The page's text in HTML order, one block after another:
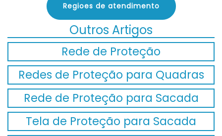
Regioes de atendimento
Outros Artigos
Rede de Proteção
Redes de Proteção para Quadras
Rede de Proteção para Sacada
Tela de Proteção para Sacada